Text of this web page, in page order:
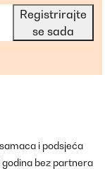
Registrirajte
se sada
i podsjeća
godina bez partnera